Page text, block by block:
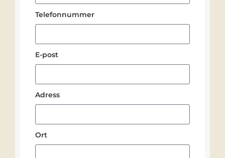
Telefonnummer
E-post
Adress
Ort